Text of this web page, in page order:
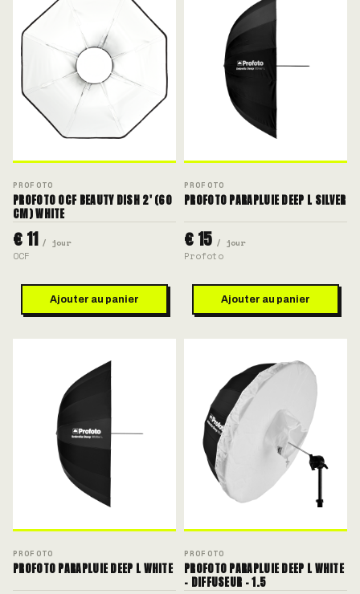
PROFOTO
PROFOTO OCF BEAUTY DISH 2' (60
CM) WHITE
€ 11 / jour
OCF
Ajouter au panier
PROFOTO
PROFOTO PARAPLUIE DEEP L SILVER
€ 15 / jour
Profoto
Ajouter au panier
PROFOTO
PROFOTO PARAPLUIE DEEP L WHITE
PROFOTO
PROFOTO PARAPLUIE DEEP L WHITE
- DIFFUSEUR - 1.5